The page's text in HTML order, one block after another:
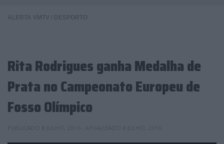
Rita Rodrigues ganha Medalha de
Prata no Campeonato Europeu de
Fosso Olímpico